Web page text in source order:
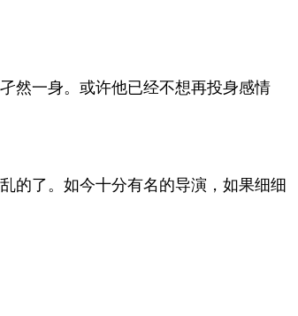
然一身。或许他已经不想再投身感情
的了。如今十分有名的导演，如果细细